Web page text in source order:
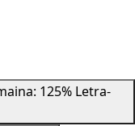
125% Letra-